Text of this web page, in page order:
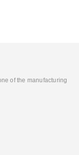
of the manufacturing